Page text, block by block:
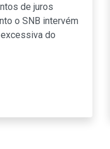
de juros
o SNB intervém
do